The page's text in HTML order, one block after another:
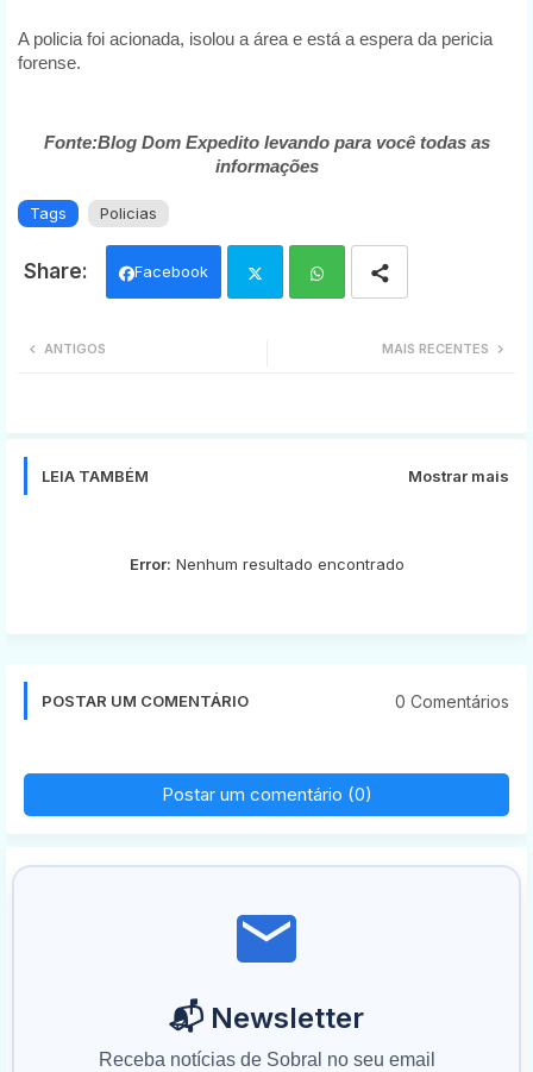
A policia foi acionada, isolou a área e está a espera da pericia
forense.
Fonte:Blog Dom Expedito levando para você todas as
informações
Tags Policias
Facebook
MAIS RECENTES
ANTIGOS
LEIA TAMBÉM Mostrar mais
Error: Nenhum resultado encontrado
POSTAR UM COMENTÁRIO 0 Comentários
Postar um comentário (0)
📬 Newsletter
Receba notícias de Sobral no seu email